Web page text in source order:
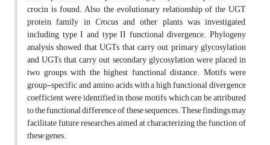
crocin is found. Also, the evolutionary relationship of the UGT
protein family in Crocusand other plants was investigated,
including type I and type II functional divergence. Phylogeny
analysis showed that UGTs that carry out primary glycosylation
and UGTs that carry out secondary glycosylation were placed in
two groups with the highest functional distance. Motifs were
group-specific and amino acids with a high functional divergence
coefficient were identified in those motifs, which can be attributed
to the functional difference of these sequences. These findings may
facilitate future researches aimed at characterizing the function of
these genes.